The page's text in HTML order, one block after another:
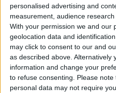
personalised advertising and
measurement, audience
With your permission we and our
geolocation data and
may click to consent to our and
as described above. Alternatively
information and change your
to refuse consenting.
Please
personal data may not require
Una mecenes del
tentacles valencians al
El hòlding Eulen amplia els seus
de dia a terres valencianes
Per
Moisés Pérez
Els 20 més